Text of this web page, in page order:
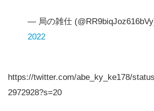
— 局の雑仕
2022
https://twitter.com/abe_ky_ke178/
2972928?s=20